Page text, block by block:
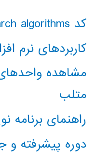
کد classical AI search algorithms
کاربردهای نرم
مشاهده
متلب
راهنمای برنامه
دوره پیشرفته